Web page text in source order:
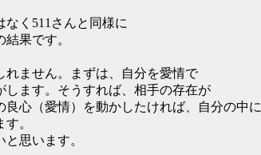
く511さんと同様に
果です。
れません。まずは、自分を愛情で
します。そうすれば、相手の存在が
心（愛情）を動かしたければ、自分の中に
。
思います。